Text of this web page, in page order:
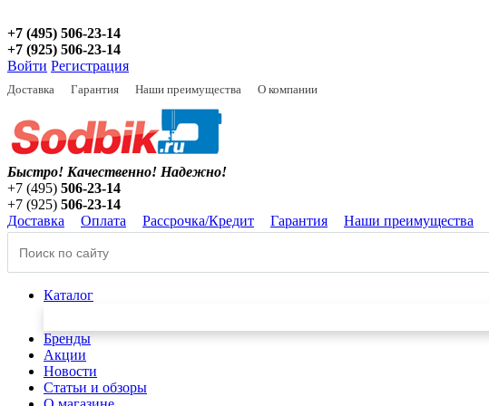
+7 (495) 506-23-14
+7 (925) 506-23-14
Войти Регистрация
Доставка Гарантия Наши преимущества О компании
Быстро! Качественно! Надежно!
+7 (495) 506-23-14
+7 (925) 506-23-14
Доставка
Оплата Рассрочка/Кредит Гарантия Наши преимущества
Каталог
Бренды
Акции
Новости
Статьи и обзоры